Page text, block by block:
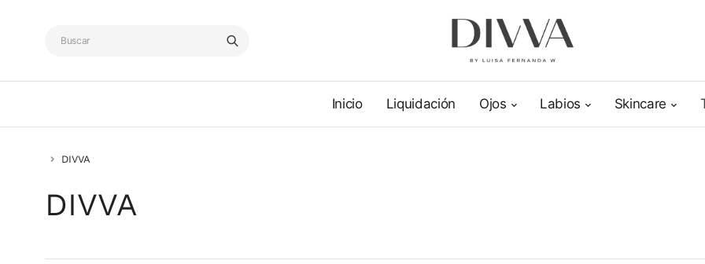
Inicio Liquidación Ojos Labios Skincare
DIVVA
DIVVA